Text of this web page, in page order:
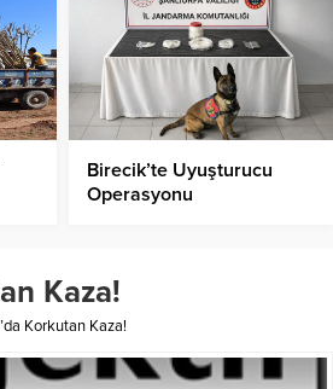
Birecik’te Uyuşturucu
Operasyonu
Kaza!
Korkutan Kaza!